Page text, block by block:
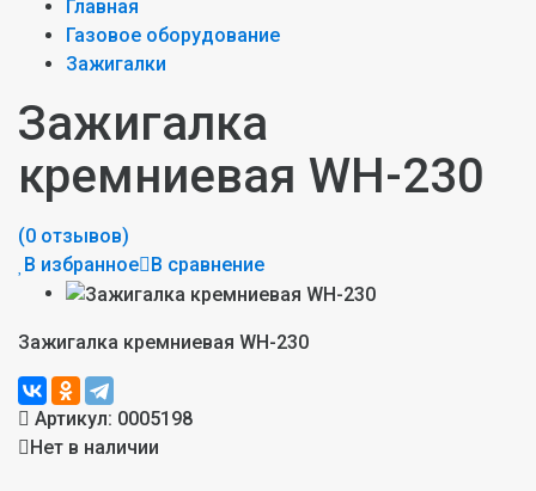
Главная
Газовое оборудование
Зажигалки
Зажигалка
кремниевая WH-230
(0 отзывов)
В избранное В сравнение
Зажигалка кремниевая WH-230
Артикул: 0005198
Нет в наличии